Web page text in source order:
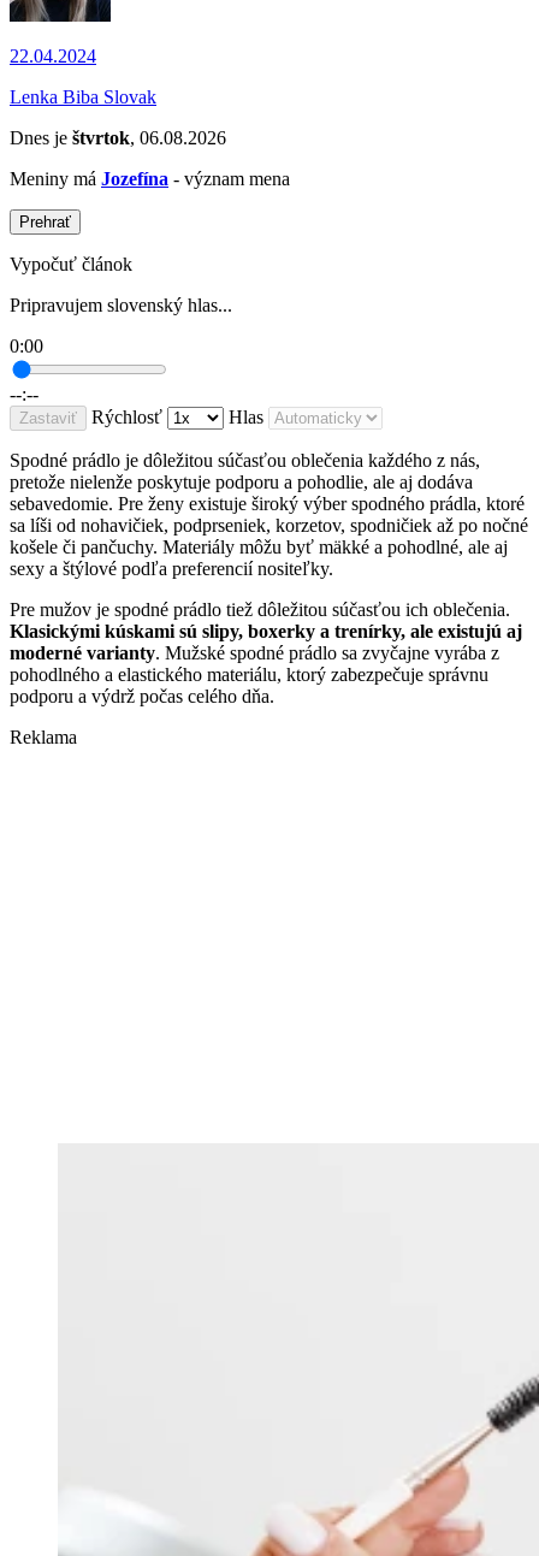
22.04.2024
Lenka Biba Slovak
Dnes je štvrtok, 06.08.2026
Meniny má Jozefína - význam mena
Prehrať
Vypočuť článok
Pripravujem slovenský hlas...
0:00
--:--
Zastaviť Rýchlosť Hlas
Spodné prádlo je dôležitou súčasťou oblečenia každého z nás,
pretože nielenže poskytuje podporu a pohodlie, ale aj dodáva
sebavedomie. Pre ženy existuje široký výber spodného prádla, ktoré
sa líši od nohavičiek, podprseniek, korzetov, spodničiek až po nočné
košele či pančuchy. Materiály môžu byť mäkké a pohodlné, ale aj
sexy a štýlové podľa preferencií nositeľky.
Pre mužov je spodné prádlo tiež dôležitou súčasťou ich oblečenia.
Klasickými kúskami sú slipy, boxerky a trenírky, ale existujú aj
moderné varianty. Mužské spodné prádlo sa zvyčajne vyrába z
pohodlného a elastického materiálu, ktorý zabezpečuje správnu
podporu a výdrž počas celého dňa.
Reklama